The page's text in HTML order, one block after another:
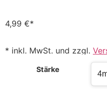
4,99 €
* inkl. MwSt. und zzgl.
Stärke